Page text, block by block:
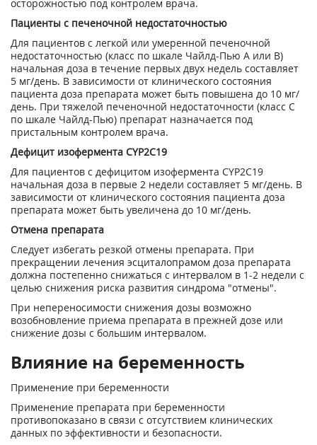
осторожностью под контролем врача.
Пациенты с печеночной недостаточностью
Для пациентов с легкой или умеренной печеночной
недостаточностью (класс по шкале Чайлд-Пью А или В)
начальная доза в течение первых двух недель составляет
5 мг/день. В зависимости от клинического состояния
пациента доза препарата может быть повышена до 10 мг/
день. При тяжелой печеночной недостаточности (класс С
по шкале Чайлд-Пью) препарат назначается под
пристальным контролем врача.
Дефицит изофермента CYP2C19
Для пациентов с дефицитом изофермента CYP2C19
начальная доза в первые 2 недели составляет 5 мг/день. В
зависимости от клинического состояния пациента доза
препарата может быть увеличена до 10 мг/день.
Отмена препарата
Следует избегать резкой отмены препарата. При
прекращении лечения эсциталопрамом доза препарата
должна постепенно снижаться с интервалом в 1-2 недели с
целью снижения риска развития синдрома "отмены".
При непереносимости снижения дозы возможно
возобновление приема препарата в прежней дозе или
снижение дозы с большим интервалом.
Влияние на беременность
Применение при беременности
Применение препарата при беременности
противопоказано в связи с отсутствием клинических
данных по эффективности и безопасности.